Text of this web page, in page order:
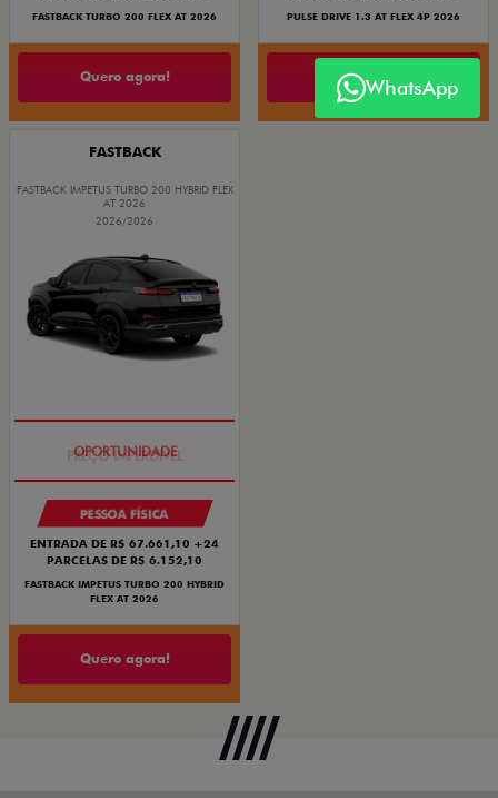
FASTBACK TURBO 200 FLEX AT 2026
Quero agora!
PULSE DRIVE 1.3 AT FLEX 4P 2026
Quero agora!
FASTBACK
FASTBACK IMPETUS TURBO 200 HYBRID FLEX
AT 2026
2026/2026
PESSOA FÍSICA
ENTRADA DE R$ 67.661,10 +24
PARCELAS DE R$ 6.152,10
FASTBACK IMPETUS TURBO 200 HYBRID
FLEX AT 2026
Quero agora!
WhatsApp